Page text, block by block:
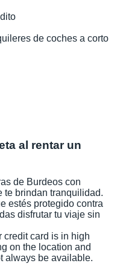
de coches a corto
al rentar un
de Burdeos con
te brindan tranquilidad.
estés protegido contra
disfrutar tu viaje sin
credit card is in high
on the location and
always be available.